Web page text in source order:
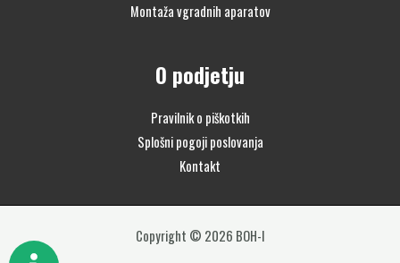
Montaža vgradnih aparatov
O podjetju
Pravilnik o piškotkih
Splošni pogoji poslovanja
Kontakt
Copyright © 2026 BOH-I